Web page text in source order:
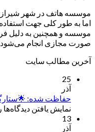
موسسه هاتف در شهر
اما به طور کلی جهت
موسسه و همچنین به دلیل
صورت مجازی انجام می‌شود.
آخرین مطالب سایت
25
آذر
حفاظت شده:
نمایش یافتن دیدگاه‌ها
13
آذر